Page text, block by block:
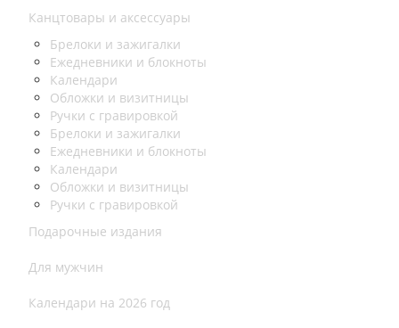
Канцтовары и аксессуары
Брелоки и зажигалки
Ежедневники и блокноты
Календари
Обложки и визитницы
Ручки с гравировкой
Брелоки и зажигалки
Ежедневники и блокноты
Календари
Обложки и визитницы
Ручки с гравировкой
Подарочные издания
Для мужчин
Календари на 2026 год